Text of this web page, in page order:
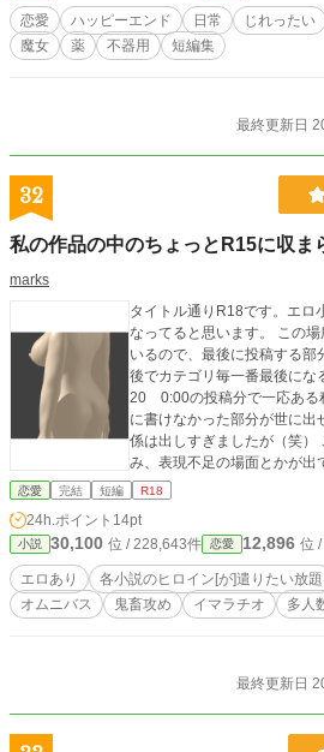
入ったなら、あなたならどう
読んでいただけたらと思いま
^ ^
恋愛 ハッピーエンド 日常 じれったい
魔女
薬 不器用 短編集
最終更新日
32
私の作品の中のちょっとR15に収ま
marks
タイトル通りR18です。エロ
なってると思います。 この場所の投稿はカテゴリ別になって
いるので、最後に投稿する
後でカテゴリ毎一番最後になるよ
20 0:00の投稿分で一応ある
に書けなかった部分が世に出
係は出しすぎましたが（笑）
み、表現不足の場面とかが出
です。 それか、読者の方達が
女性の話に関してはこれから
※補足。ここに書いてある事
は存在しない人の話です。 だ
いな？」だとか、「私ここま
か言って来ないで下さい。 一応基本は１話完結のオムニバス
ロい表現もたま～～に出て
で精神的ダメージを受けて
恋愛 完結 短編 R18
24h.ポイント 14pt
小説 30,100 位 / 228,643件 恋愛 12,896 位
エロあり 各小説のヒロイン[が]遣りたい放題
オムニバス
鬼畜攻め イマラチオ 多人
最終更新日